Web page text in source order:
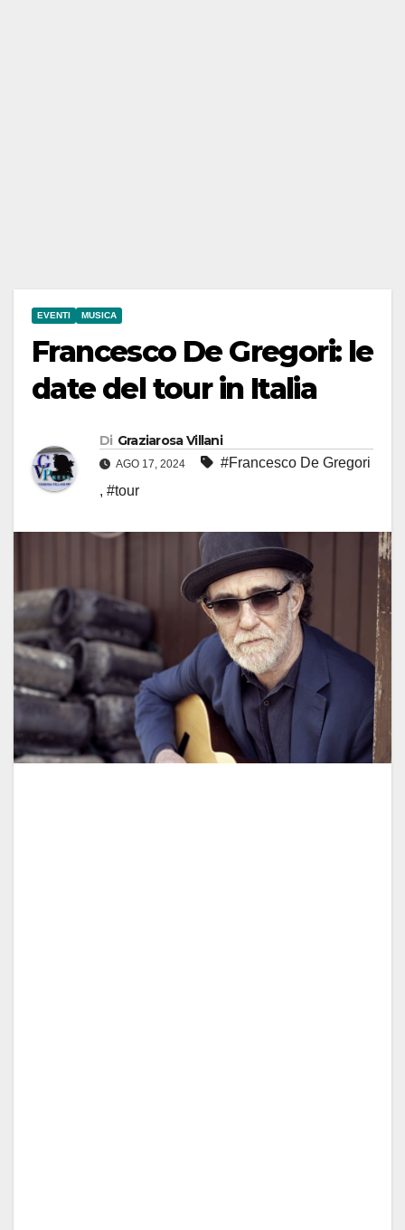
EVENTI MUSICA
Francesco De Gregori: le
date del tour in Italia
Di Graziarosa Villani
AGO 17, 2024
#Francesco De Gregori
, #tour